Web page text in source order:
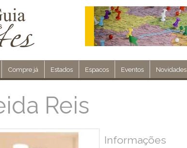
Compre já Estados Espacos Eventos Novidades
Reis
Informações